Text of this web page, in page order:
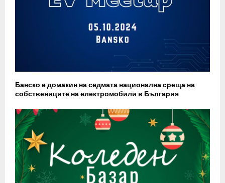
Банско е домакин на седмата национална среща на
собствениците на електромобили в България